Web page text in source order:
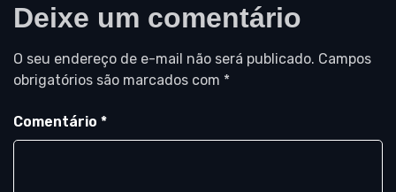
Deixe um comentário
O seu endereço de e-mail não será publicado. Campos
obrigatórios são marcados com *
Comentário *